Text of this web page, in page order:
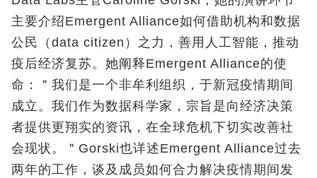
主要介绍Emergent Alliance如何借助机构和数据
公民（data citizen）之力，善用人工智能，推动
疫后经济复苏。她阐释Emergent Alliance的使
命：＂我们是一个非牟利组织，于新冠疫情期间
成立。我们作为数据科学家，宗旨是向经济决策
者提供更翔实的资讯，在全球危机下切实改善社
会现状。＂Gorski也详述Emergent Alliance过去
两年的工作，谈及成员如何合力解决疫情期间发